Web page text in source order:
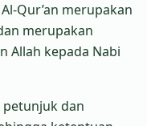
Qur’an merupakan
merupakan
Allah kepada Nabi
petunjuk dan